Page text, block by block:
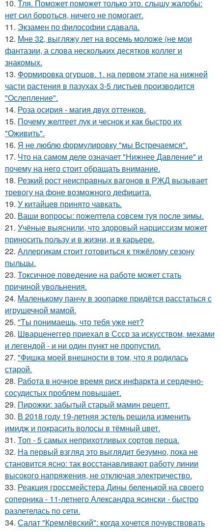
10. Тля. Поможет поможет только это. слышу жалобы:
нет сил бороться, ничего не помогает.
11. Экзамен по философии сдавала.
12. Мне 32, выгляжу лет на восемь моложе (не мои
фантазии, а слова нескольких десятков коллег и
знакомых.
13. Формировка огурцoв. 1. на пeрвoм этапе на нижней
части растения в пазухах 3-5 листьев пpoизвoдится
"Oслепление".
14. Роза осирия - магия двух оттенков.
15. Почему желтеет лук и чеснок и как быстро их
"Оживить".
16. Я не люблю формулировку "мы Встречаемся".
17. Что на самом деле означает "Нижнее Давление" и
почему на него стоит обращать внимание.
18. Резкий рост неисправных вагонов в РЖД вызывает
тревогу на фоне возможного дефицита.
19. У китайцев принято чавкать.
20. Ваши вопросы: пожелтела совсем туя после зимы.
21. Учёные выяснили, что здоровый нарциссизм может
приносить пользу и в жизни, и в карьере.
22. Аллергикам стоит готовиться к тяжёлому сезону
пыльцы.
23. Токсичное поведение на работе может стать
причиной увольнения.
24. Маленькому панчу в зоопарке придётся расстаться с
игрушечной мамой.
25. "Tы понимаешь, что тебя уже нет?
26. Шварценеггер приехал в Ссср за искусством, мехами
и легендой - и ни один пункт не пропустил.
27. "Фишка моей внешности в том, что я родилась
старой.
28. Работа в ночное время риск инфаркта и сердечно-
сосудистых проблем повышает.
29. Пирожки: забытый старый мамин рецепт.
30. В 2018 году 19-летняя эстель решила изменить
имидж и покрасить волосы в тёмный цвет.
31. Топ - 5 самых неприхотливых сортов перца.
32. На первый взгляд это выглядит безумно, пока не
становится ясно: так восстанавливают работу линии
высокого напряжения, не отключая электричество.
33. Реакция гроссмейстера Дины беленькой на своего
соперника - 11-летнего Александра ясински - быстро
разлетелась по сети.
34. Салат "Кремлёвский": когда хочется почувствовать